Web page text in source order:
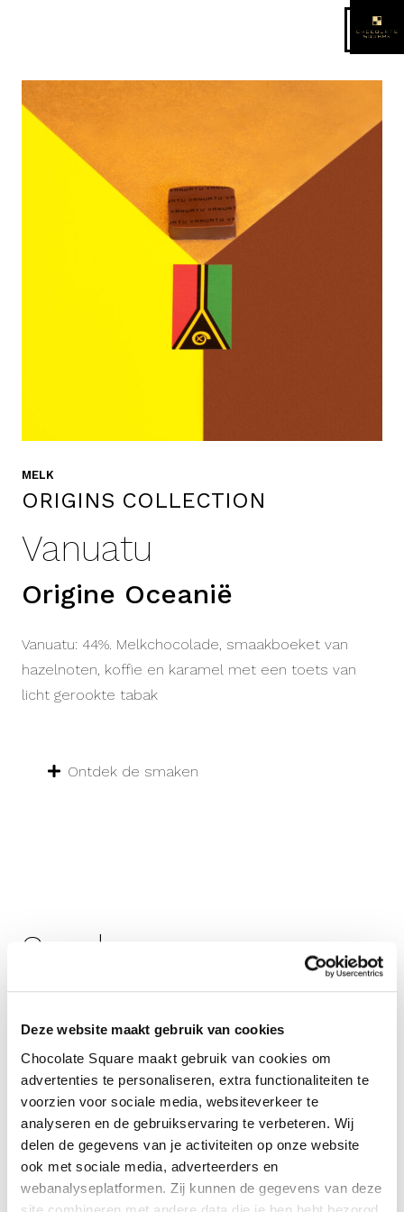
Deze website maakt gebruik van cookies
Chocolate Square maakt gebruik van cookies om
advertenties te personaliseren, extra functionaliteiten te
voorzien voor sociale media, websiteverkeer te
analyseren en de gebruikservaring te verbeteren. Wij
delen de gegevens van je activiteiten op onze website
ook met sociale media, adverteerders en
webanalyseplatformen. Zij kunnen de gegevens van deze
MELK
ORIGINS COLLECTION
Vanuatu
Origine Oceanië
Vanuatu: 44%. Melkchocolade, smaakboeket van
hazelnoten, koffie en karamel met een toets van
licht gerookte tabak
Ontdek de smaken
Smaken
ganache van vanuatu
origine